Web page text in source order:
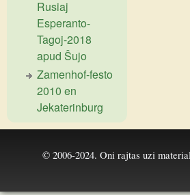
Rusiaj
Esperanto-
Tagoj-2018
apud Ŝujo
Zamenhof-festo
2010 en
Jekaterinburg
© 2006-2024. Oni rajtas uzi